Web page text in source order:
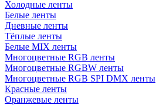
Холодные ленты
Белые ленты
Дневные ленты
Тёплые ленты
Белые MIX ленты
Многоцветные RGB ленты
Многоцветные RGBW ленты
Многоцветные RGB SPI DMX ленты
Красные ленты
Оранжевые ленты